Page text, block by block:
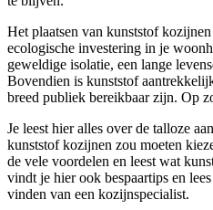
Het plaatsen van kunststof
ecologische investering in je
geweldige isolatie, een lange
Bovendien is kunststof
breed publiek bereikbaar zijn. Op
Je leest hier alles over de talloze
kunststof kozijnen zou moeten
de vele voordelen en leest wat
vindt je hier ook bespaartips en
vinden van een kozijnspecialist.